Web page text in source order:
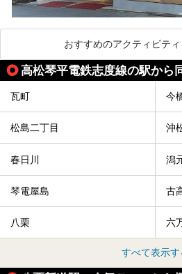
おすすめのアクティビテ
高松琴平電鉄志度線の駅から
瓦町 今
松島二丁目 沖
春日川 潟
琴電屋島 古
八栗 六
すべて表示す